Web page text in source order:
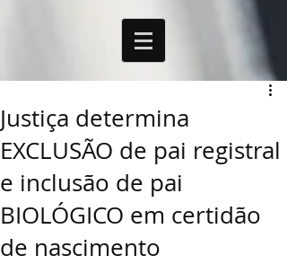
Justiça determina
EXCLUSÃO de pai registral
e inclusão de pai
BIOLÓGICO em certidão
de nascimento